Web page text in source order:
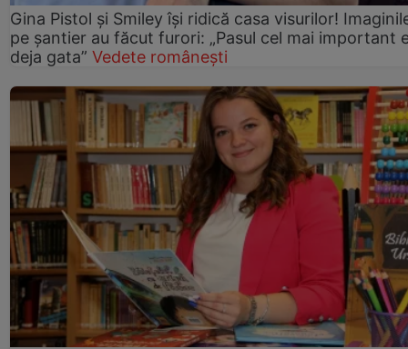
Gina Pistol și Smiley își ridică casa visurilor!
pe șantier au făcut furori: „Pasul cel mai important
deja gata” Vedete românești